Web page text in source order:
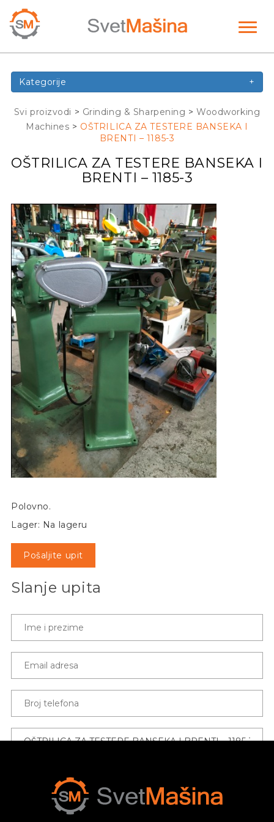
Kategorije +
Svi proizvodi > Grinding & Sharpening >Woodworking
Machines > OŠTRILICA ZA TESTERE BANSEKA I
BRENTI – 1185-3
OŠTRILICA ZA TESTERE BANSEKA I
BRENTI – 1185-3
Polovno.
Lager: Na lageru
Pošaljite upit
Slanje upita